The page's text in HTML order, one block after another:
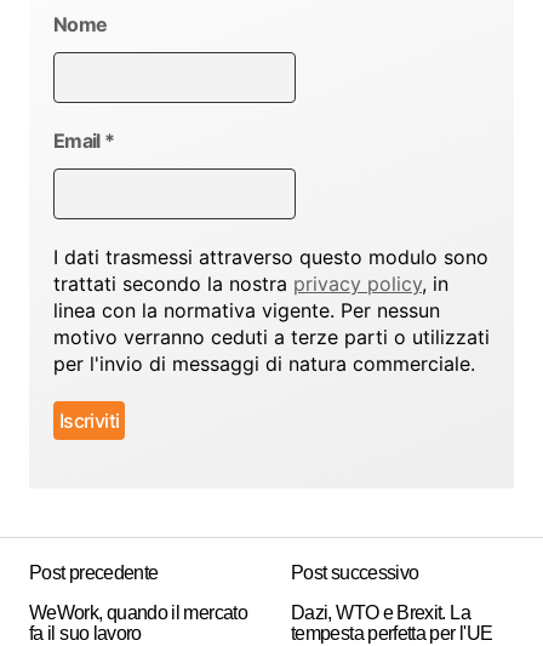
Nome
Email *
I dati trasmessi attraverso questo modulo sono
trattati secondo la nostra privacy policy, in
linea con la normativa vigente. Per nessun
motivo verranno ceduti a terze parti o utilizzati
per l'invio di messaggi di natura commerciale.
Post precedente
WeWork, quando il mercato
fa il suo lavoro
Post successivo
Dazi, WTO e Brexit. La
tempesta perfetta per l'UE